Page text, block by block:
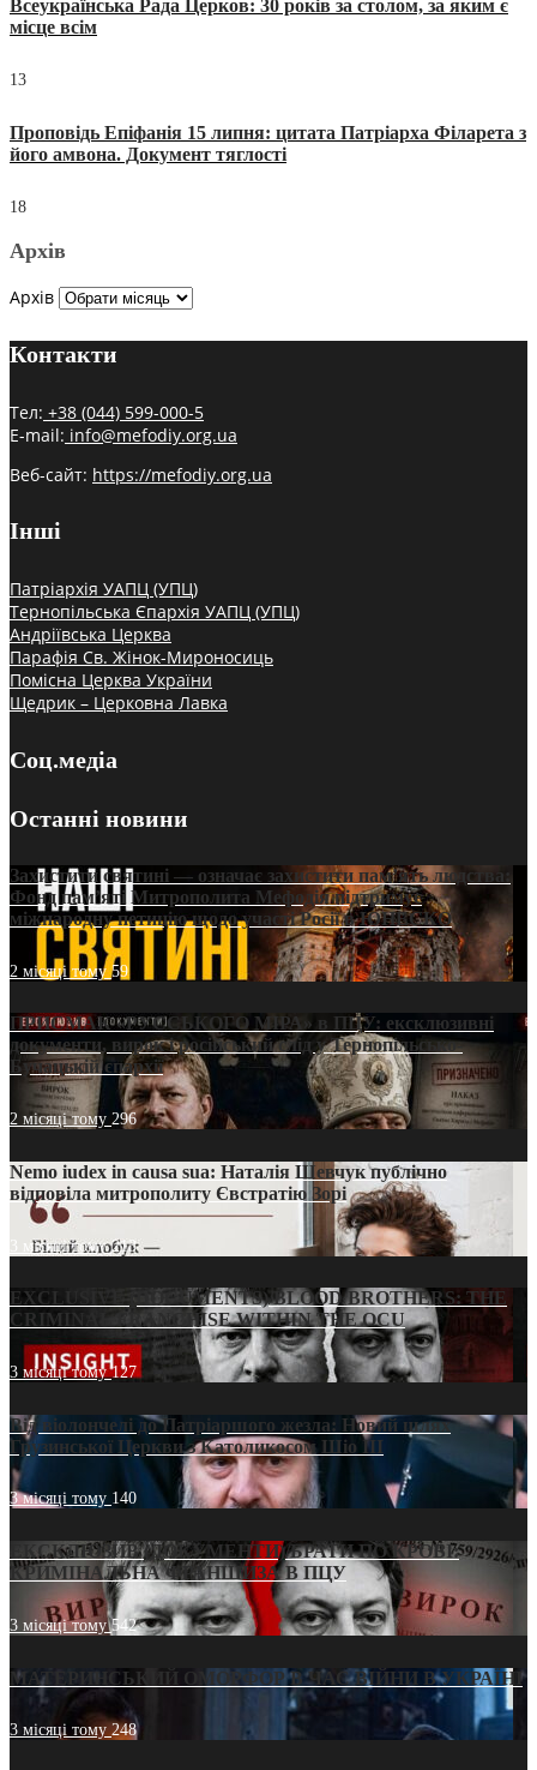
Всеукраїнська Рада Церков: 30 років за столом, за яким є
місце всім
13
Проповідь Епіфанія 15 липня: цитата Патріарха Філарета з
його амвона. Документ тяглості
18
Архів
Архів
Контакти
Тел: +38 (044) 599-000-5
E-mail: info@mefodiy.org.ua
Веб-сайт: https://mefodiy.org.ua
Інші
Патріархія УАПЦ (УПЦ)
Тернопільська Єпархія УАПЦ (УПЦ)
Андріївська Церква
Парафія Св. Жінок-Мироносиць
Помісна Церква України
Щедрик – Церковна Лавка
Соц.медіа
Останні новини
Захистити святині — означає захистити пам’ять людства:
Фонд пам’яті Митрополита Мефодія підтримує
міжнародну петицію щодо участі Росії в ЮНЕСКО
2 місяці тому59
ПРИСМАК «РУССЬКОГО МІРА» в ПЦУ: ексклюзивні
документи, вирок і російський слід у Тернопільсько-
Бучацькій єпархії
2 місяці тому 296
Nemo iudex in causa sua: Наталія Шевчук публічно
відповіла митрополиту Євстратію Зорі
3 місяці тому213
EXCLUSIVE (DOCUMENTS)/BLOOD BROTHERS: THE
CRIMINAL FRANCHISE WITHIN THE OCU
3 місяці тому127
Від віолончелі до Патріаршого жезла: Новий шлях
Грузинської Церкви з Католикосом Шіо III
3 місяці тому 140
ЕКСКЛЮЗИВ (ДОКУМЕНТИ)/БРАТИ ПО КРОВІ:
КРИМІНАЛЬНА ФРАНШИЗА В ПЦУ
3 місяці тому542
МАТЕРИНСЬКИЙ ОМОРФОР В ЧАС ВІЙНИ В УКРАЇНІ
3 місяці тому248